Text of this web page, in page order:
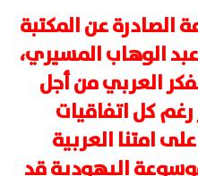
الصادرة عن المكتبة
عبد الوهاب المسيري،
العربي من أجل
كل اتفاقيات
امتنا العربية